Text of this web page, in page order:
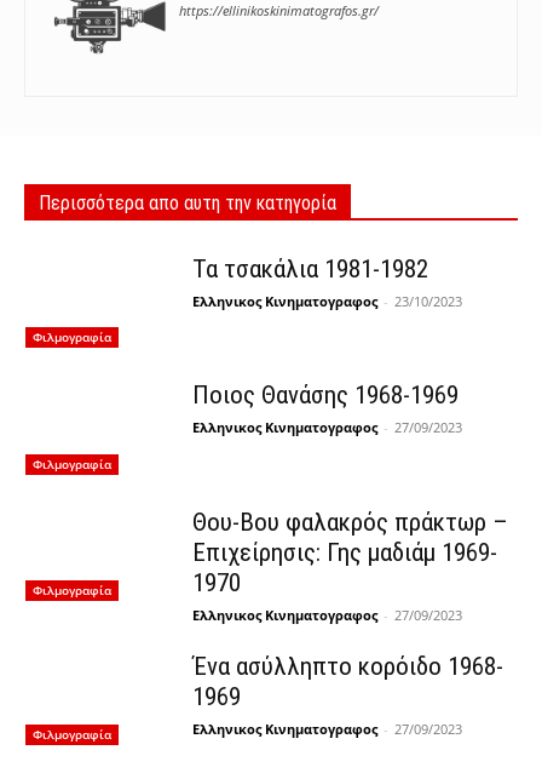
https://ellinikoskinimatografos.gr/
Περισσότερα απο αυτη την κατηγορία
Φιλμογραφία
Τα τσακάλια 1981-1982
Ελληνικος Κινηματογραφος - 23/10/2023
Φιλμογραφία
Ποιος Θανάσης 1968-1969
Ελληνικος Κινηματογραφος - 27/09/2023
Φιλμογραφία
Θου-Βου φαλακρός πράκτωρ –
Επιχείρησις: Γης μαδιάμ 1969-
1970
Ελληνικος Κινηματογραφος - 27/09/2023
Φιλμογραφία
Ένα ασύλληπτο κορόιδο 1968-
1969
Ελληνικος Κινηματογραφος - 27/09/2023